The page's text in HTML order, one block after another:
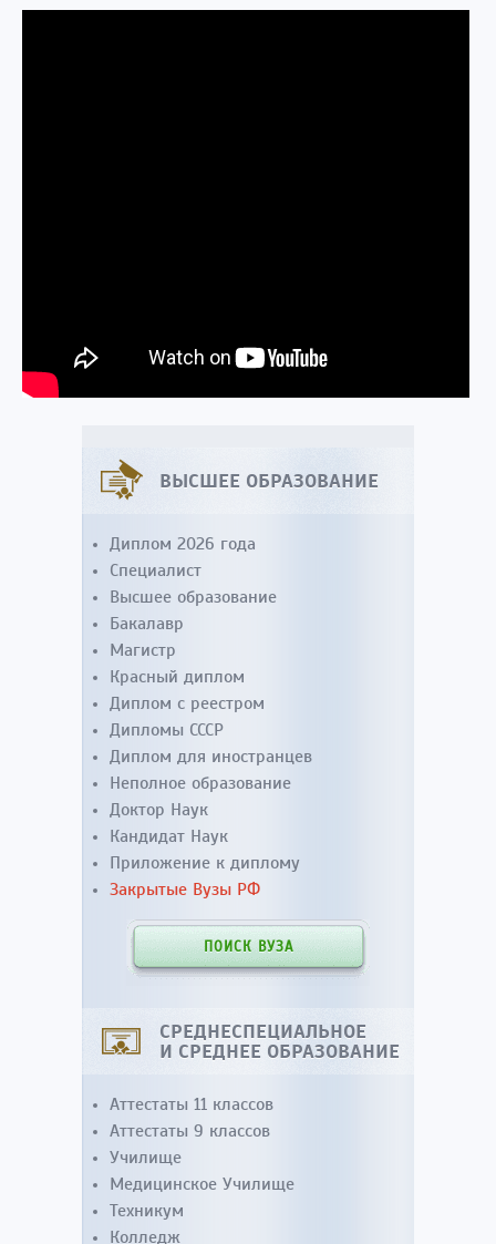
ВЫСШЕЕ ОБРАЗОВАНИЕ
Диплом 2026 года
Специалист
Высшее образование
Бакалавр
Магистр
Красный диплом
Диплом с реестром
Дипломы СССР
Диплом для иностранцев
Неполное образование
Доктор Наук
Кандидат Наук
Приложение к диплому
Закрытые Вузы РФ
ПОИСК ВУЗА
СРЕДНЕСПЕЦИАЛЬНОЕ
И СРЕДНЕЕ ОБРАЗОВАНИЕ
Аттестаты 11 классов
Аттестаты 9 классов
Училище
Медицинское Училище
Техникум
Колледж